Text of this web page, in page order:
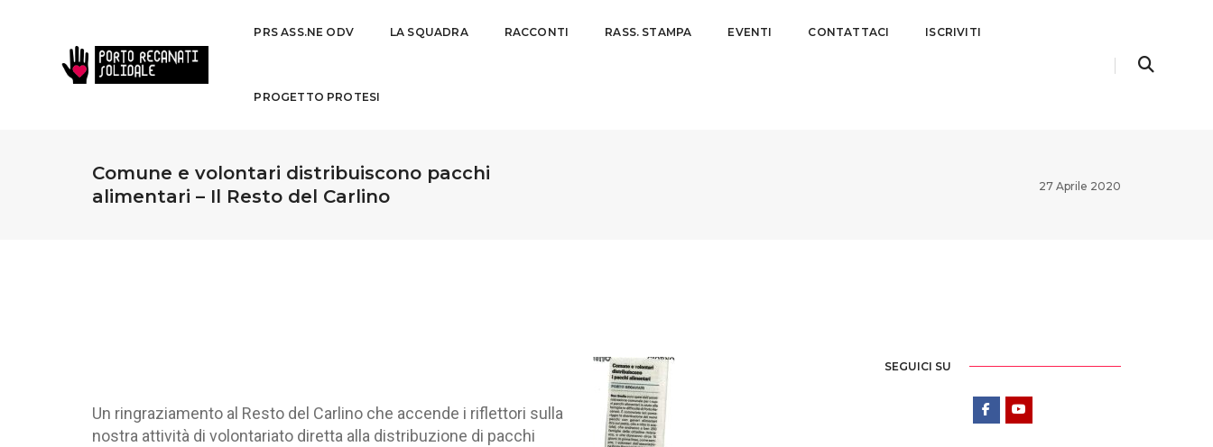
PRS ASS.NE ODV LA SQUADRA RACCONTI RASS. STAMPA EVENTI CONTATTACI ISCRIVITI
PROGETTO PROTESI
Comune e volontari distribuiscono pacchi
alimentari – Il Resto del Carlino
27 Aprile 2020
Un ringraziamento al Resto del Carlino che accende i riflettori sulla
nostra attività di volontariato diretta alla distribuzione di pacchi
SEGUICI SU